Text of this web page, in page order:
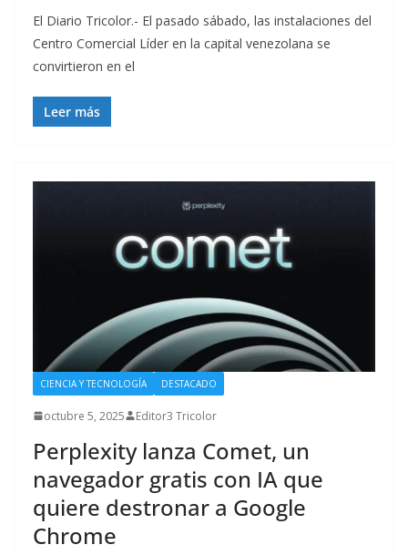
El Diario Tricolor.- El pasado sábado, las instalaciones del
Centro Comercial Líder en la capital venezolana se
convirtieron en el
Leer más
CIENCIA Y TECNOLOGÍA DESTACADO
octubre 5, 2025 Editor3 Tricolor
Perplexity lanza Comet, un
navegador gratis con IA que
quiere destronar a Google
Chrome